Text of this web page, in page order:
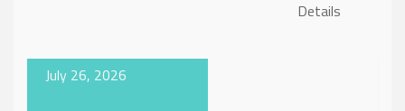
Details
July 26, 2026